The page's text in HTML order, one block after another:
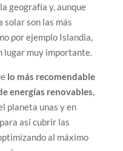
geografía y, aunque
solar son las más
por ejemplo Islandia,
lugar muy importante.
lo más recomendable
energías renovables,
planeta unas y en
así cubrir las
al máximo